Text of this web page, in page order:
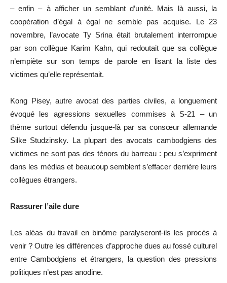
– enfin – à afficher un semblant d’unité. Mais là aussi, la
coopération d’égal à égal ne semble pas acquise. Le 23
novembre, l’avocate Ty Srina était brutalement interrompue
par son collègue Karim Kahn, qui redoutait que sa collègue
n’empiète sur son temps de parole en lisant la liste des
victimes qu’elle représentait.
Kong Pisey, autre avocat des parties civiles, a longuement
évoqué les agressions sexuelles commises à S-21 – un
thème surtout défendu jusque-là par sa consœur allemande
Silke Studzinsky. La plupart des avocats cambodgiens des
victimes ne sont pas des ténors du barreau : peu s’expriment
dans les médias et beaucoup semblent s’effacer derrière leurs
collègues étrangers.
Rassurer l’aile dure
Les aléas du travail en binôme paralyseront-ils les procès à
venir ? Outre les différences d’approche dues au fossé culturel
entre Cambodgiens et étrangers, la question des pressions
politiques n’est pas anodine.